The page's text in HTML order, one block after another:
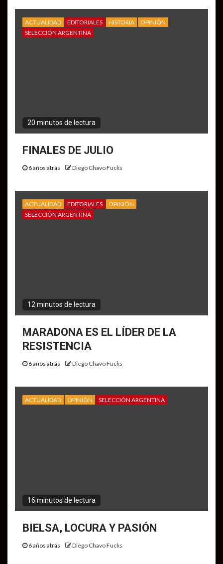
ACTUALIDAD EDITORIALES HISTORIA
OPINIÓN
SELECCIÓN ARGENTINA
20 minutos de lectura
FINALES DE JULIO
6 años atrás Diego Chavo Fucks
ACTUALIDAD EDITORIALES
OPINIÓN
SELECCIÓN ARGENTINA
12 minutos de lectura
MARADONA ES EL LÍDER DE LA
RESISTENCIA
6 años atrás Diego Chavo Fucks
ACTUALIDAD OPINIÓN SELECCIÓN ARGENTINA
16 minutos de lectura
BIELSA, LOCURA Y PASIÓN
6 años atrás Diego Chavo Fucks